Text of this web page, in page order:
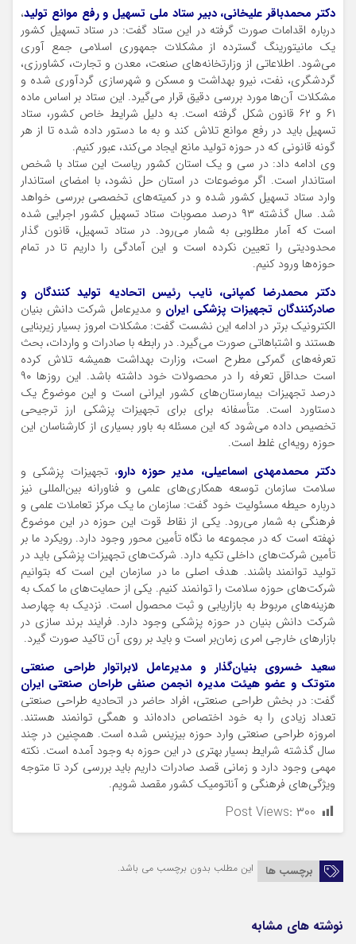
دکتر محمدباقر علیخانی، دبیر ستاد ملی تسهیل و رفع موانع تولید،
درباره اقدامات صورت گرفته در این ستاد گفت: در ستاد تسهیل کشور
یک مانیتورینگ گسترده از مشکلات جمهوری اسلامی جمع آوری
می‌شود. اطلاعاتی از وزارتخانه‌های صنعت، معدن و تجارت، کشاورزی،
گردشگری، نفت، نیرو بهداشت و مسکن و شهرسازی گردآوری شده و
مشکلات آن‌ها مورد بررسی دقیق قرار می‌گیرد. این ستاد بر اساس ماده
۶۱ و ۶۲ قانون شکل گرفته است. به دلیل شرایط خاص کشور، ستاد
تسهیل باید در رفع موانع تلاش کند و به ما دستور داده شده تا از هر
گونه قانونی که در حوزه تولید مانع ایجاد می‌کند، عبور کنیم.
وی ادامه داد: در سی و یک استان کشور ریاست این ستاد با شخص
استاندار است. اگر موضوعات در استان حل نشود، با امضای استاندار
وارد ستاد تسهیل کشور شده و در کمیته‌های تخصصی بررسی خواهد
شد. سال گذشته ۹۳ درصد مصوبات ستاد تسهیل کشور اجرایی شده
است که آمار مطلوبی به شمار می‌رود. در ستاد تسهیل، قانون گذار
محدودیتی را تعیین نکرده است و این آمادگی را داریم تا در تمام
حوزه‌ها ورود کنیم.
دکتر محمدرضا کمپانی، نایب رئیس اتحادیه تولید کنندگان و
صادرکنندگان تجهیزات پزشکی ایران و مدیرعامل شرکت دانش بنیان
الکترونیک برتر در ادامه این نشست گفت: مشکلات امروز بسیار زیربنایی
هستند و اشتباهاتی صورت می‌گیرد. در رابطه با صادرات و واردات، بحث
تعرفه‌های گمرکی مطرح است، وزارت بهداشت همیشه تلاش کرده
است حداقل تعرفه را در محصولات خود داشته باشد. این روزها ۹۰
درصد تجهیزات بیمارستان‌های کشور ایرانی است و این موضوع یک
دستاورد است. متأسفانه برای برای تجهیزات پزشکی ارز ترجیحی
تخصیص داده می‌شود که این مسئله به باور بسیاری از کارشناسان این
حوزه رویه‌ای غلط است.
دکتر محمدمهدی اسماعیلی، مدیر حوزه دارو، تجهیزات پزشکی و
سلامت سازمان توسعه همکاری‌های علمی و فناورانه بین‌المللی نیز
درباره حیطه مسئولیت خود گفت: سازمان ما یک مرکز تعاملات علمی و
فرهنگی به شمار می‌رود. یکی از نقاط قوت این حوزه در این موضوع
نهفته است که در مجموعه ما نگاه تأمین محور وجود دارد. رویکرد ما بر
تأمین شرکت‌های داخلی تکیه دارد. شرکت‌های تجهیزات پزشکی باید در
تولید توانمند باشند. هدف اصلی ما در سازمان این است که بتوانیم
شرکت‌های حوزه سلامت را توانمند کنیم. یکی از حمایت‌های ما کمک به
هزینه‌های مربوط به بازاریابی و ثبت محصول است. نزدیک به چهارصد
شرکت دانش بنیان در حوزه پزشکی وجود دارد. فرایند برند سازی در
بازارهای خارجی امری زمان‌بر است و باید بر روی آن تاکید صورت گیرد.
سعید خسروی بنیان‌گذار و مدیرعامل لابراتوار طراحی صنعتی
متوتک و عضو هیئت مدیره انجمن صنفی طراحان صنعتی ایران
گفت: در بخش طراحی صنعتی، افراد حاضر در اتحادیه طراحی صنعتی
تعداد زیادی را به خود اختصاص داده‌اند و همگی توانمند هستند.
امروزه طراحی صنعتی وارد حوزه بیزینس شده است. همچنین در چند
سال گذشته شرایط بسیار بهتری در این حوزه به وجود آمده است. نکته
مهمی وجود دارد و زمانی قصد صادرات داریم باید بررسی کرد تا متوجه
ویژگی‌های فرهنگی و آناتومیک کشور مقصد شویم.
Post Views: ۳۰۰
برچسب ها این مطلب بدون برچسب می باشد.
نوشته های مشابه